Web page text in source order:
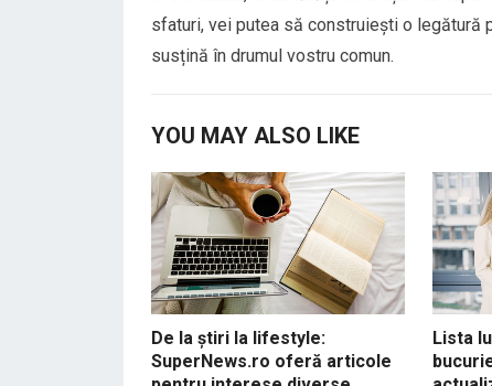
sfaturi, vei putea să construiești o legătură
susțină în drumul vostru comun.
YOU MAY ALSO LIKE
De la știri la lifestyle:
SuperNews.ro oferă articole
Lista